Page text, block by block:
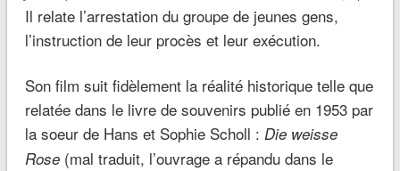
Il relate l’arrestation du groupe de jeunes gens,
l’instruction de leur procès et leur exécution.
Son film suit fidèlement la réalité historique telle que
relatée dans le livre de souvenirs publié en 1953 par
la soeur de Hans et Sophie Scholl : Die weisse
Rose(mal traduit, l’ouvrage a répandu dans le